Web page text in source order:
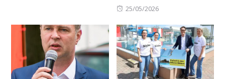
Posted
25/05/2026